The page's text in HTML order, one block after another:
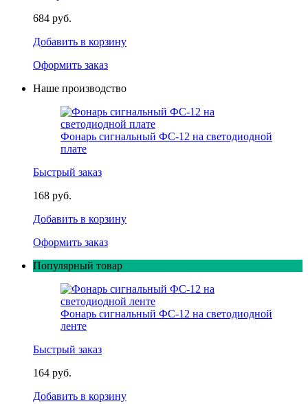
684 руб.
Добавить в корзину
Оформить заказ
Наше производство
Фонарь сигнальный ФС-12 на светодиодной
плате
Быстрый заказ
168 руб.
Добавить в корзину
Оформить заказ
Популярный товар
Фонарь сигнальный ФС-12 на светодиодной
ленте
Быстрый заказ
164 руб.
Добавить в корзину